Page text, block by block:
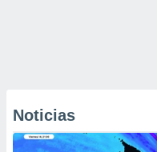
Noticias